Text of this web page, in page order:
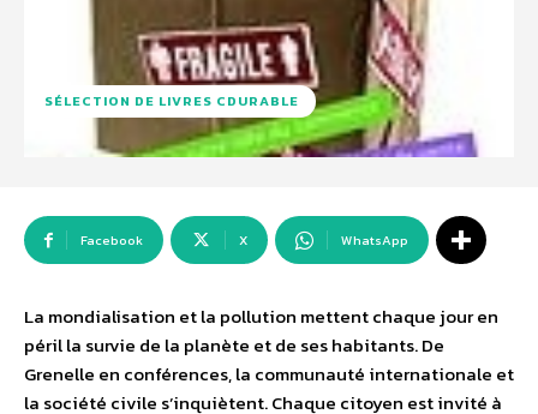
SÉLECTION DE LIVRES CDURABLE
Facebook X WhatsApp
La mondialisation et la pollution mettent chaque jour en
péril la survie de la planète et de ses habitants. De
Grenelle en conférences, la communauté internationale et
la société civile s’inquiètent. Chaque citoyen est invité à